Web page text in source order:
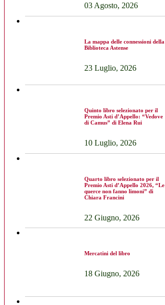
03 Agosto, 2026
La mappa delle connessioni della
Biblioteca Astense
23 Luglio, 2026
Quinto libro selezionato per il
Premio Asti d’Appello: “Vedove
di Camus” di Elena Rui
10 Luglio, 2026
Quarto libro selezionato per il
Premio Asti d’Appello 2026, “Le
querce non fanno limoni” di
Chiara Francini
22 Giugno, 2026
Mercatini del libro
18 Giugno, 2026